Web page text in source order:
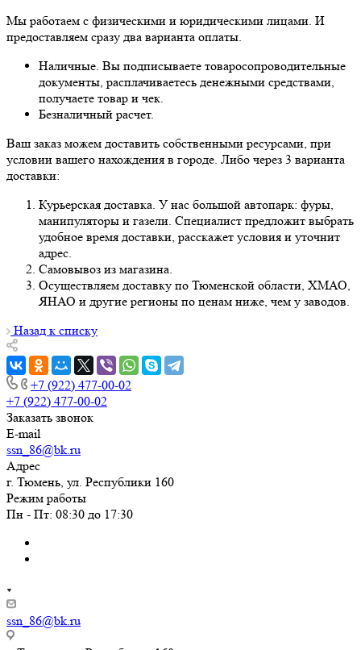
Мы работаем с физическими и юридическими лицами. И
предоставляем сразу два варианта оплаты.
Наличные. Вы подписываете товаросопроводительные
документы, расплачиваетесь денежными средствами,
получаете товар и чек.
Безналичный расчет.
Ваш заказ можем доставить собственными ресурсами, при
условии вашего нахождения в городе. Либо через 3 варианта
доставки:
Курьерская доставка. У нас большой автопарк: фуры,
манипуляторы и газели. Специалист предложит выбрать
удобное время доставки, расскажет условия и уточнит
адрес.
Самовывоз из магазина.
Осуществляем доставку по Тюменской области, ХМАО,
ЯНАО и другие регионы по ценам ниже, чем у заводов.
Назад к списку
+7 (922) 477-00-02
+7 (922) 477-00-02
Заказать звонок
E-mail
ssn_86@bk.ru
Адрес
г. Тюмень, ул. Республики 160
Режим работы
Пн - Пт: 08:30 до 17:30
ssn_86@bk.ru